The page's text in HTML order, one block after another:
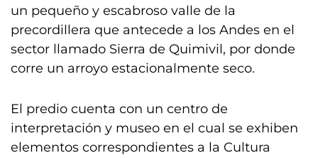
un pequeño y escabroso valle de la
precordillera que antecede a los Andes en el
sector llamado Sierra de Quimivil, por donde
corre un arroyo estacionalmente seco.
El predio cuenta con un centro de
interpretación y museo en el cual se exhiben
elementos correspondientes a la Cultura